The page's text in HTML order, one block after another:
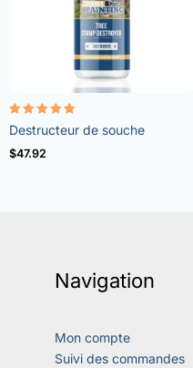
Note
5.00
sur 5
Destructeur de souche
$47.92
Navigation
Mon compte
Suivi des commandes